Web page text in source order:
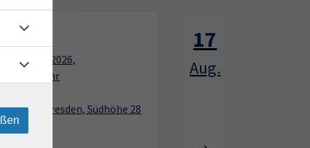
17
Aug.
Montag, 17.08.2026,
12:00 – 13:00 Uhr
Sportpark Dresden, Südhöhe 28